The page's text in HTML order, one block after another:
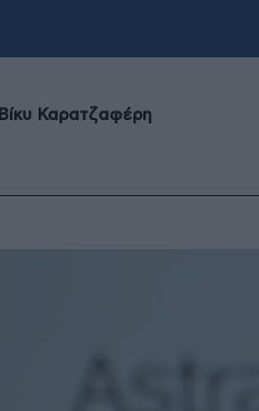
Βίκυ Καρατζαφέρη